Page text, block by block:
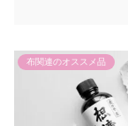
布関連のオススメ品